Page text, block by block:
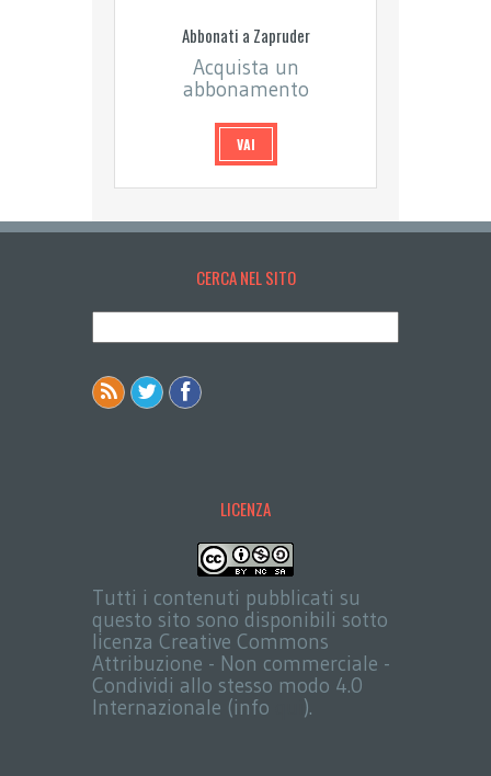
Abbonati a Zapruder
Acquista un
abbonamento
VAI
CERCA NEL SITO
LICENZA
Tutti i contenuti pubblicati su
questo sito sono disponibili sotto
licenza Creative Commons
Attribuzione - Non commerciale -
Condividi allo stesso modo 4.0
Internazionale (info
).